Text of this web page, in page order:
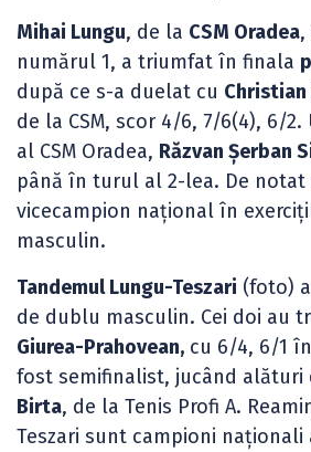
Mihai Lungu, de la CSM Oradea,
numărul 1, a triumfat în finala
după ce s-a duelat cu Christian
de la CSM, scor 4/6, 7/6(4), 6/
al CSM Oradea, Răzvan Șerban
până în turul al 2-lea. De notat
vicecampion național în
masculin.
Tandemul Lungu-Teszari (foto)
de dublu masculin. Cei doi au
Giurea-Prahovean, cu 6/4, 6/1
fost semifinalist, jucând alături
Birta, de la Tenis Profi A.
Teszari sunt campioni